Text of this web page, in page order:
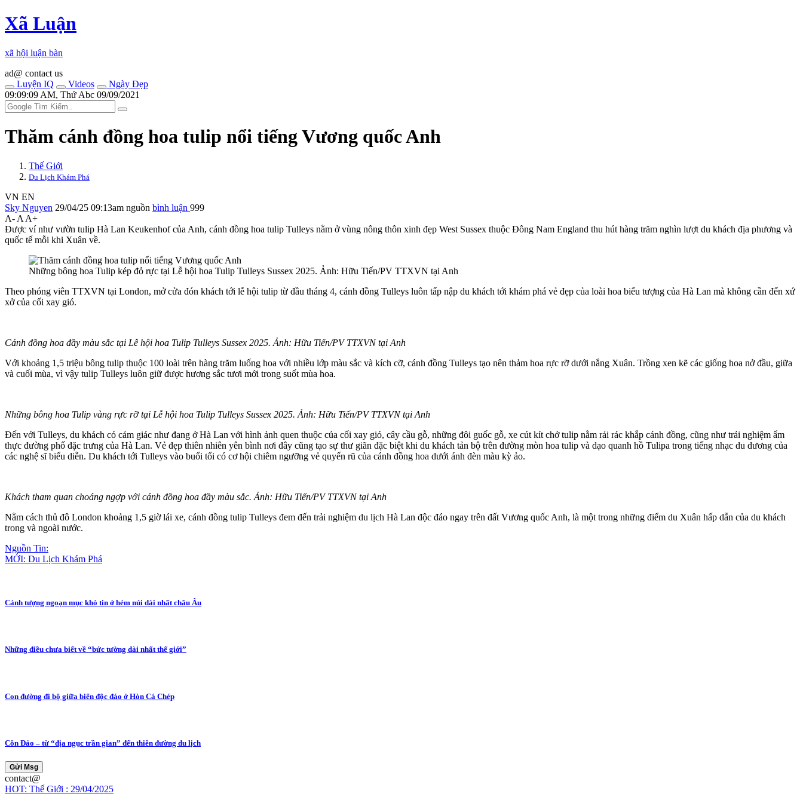
Xã Luận
xã hội luận bàn
ad@ contact us
Luyện IQ
Videos
Ngày Đẹp
09:09:09 AM, Thứ Abc 09/09/2021
Thăm cánh đồng hoa tulip nổi tiếng Vương quốc Anh
Thế Giới
Du Lịch Khám Phá
VN EN
Sky Nguyen 29/04/25 09:13am nguồn bình luận 999
A- A A+
Được ví như vườn tulip Hà Lan Keukenhof của Anh, cánh đồng hoa tulip Tulleys nằm ở vùng nông thôn xinh đẹp West Susse‌ּx thuộc Đông Nam England thu hút hàng trăm nghìn lượt du khách địa phương và
quốc tế mỗi khi Xuân về.
Những bông hoa Tulip kép đỏ rực tại Lễ hội hoa Tulip Tulleys Susse‌ּx 2025. Ảnh: Hữu Tiến/PV TTXVN tại Anh
Theo phóng viên TTXVN tại London, mở cửa đón khách tới lễ hội tulip từ đầu tháng 4, cánh đồng Tulleys luôn tấp nập du khách tới khám phá vẻ đẹp của loài hoa biểu tượng của Hà Lan mà không cần đến xứ
xở của cối xay gió.
Cánh đồng hoa đầy màu sắc tại Lễ hội hoa Tulip Tulleys Susse‌ּx 2025. Ảnh: Hữu Tiến/PV TTXVN tại Anh
Với khoảng 1,5 triệu bông tulip thuộc 100 loài trên hàng trăm luống hoa với nhiều lớp màu sắc và kích cỡ, cánh đồng Tulleys tạo nên thảm hoa rực rỡ dưới nắng Xuân. Trồng xen kẽ các giống hoa nở đầu, giữa
và cuối mùa, vì vậy tulip Tulleys luôn giữ được hương sắc tươi mới trong suốt mùa hoa.
Những bông hoa Tulip vàng rực rỡ tại Lễ hội hoa Tulip Tulleys Susse‌ּx 2025. Ảnh: Hữu Tiến/PV TTXVN tại Anh
Đến với Tulleys, du khách có cảm giác như đang ở Hà Lan với hình ảnh quen thuộc của cối xay gió, cây cầu gỗ, những đôi guốc gỗ, xe cút kít chở tulip nằm rải rác khắp cánh đồng, cũng như trải nghiệm ẩm
thực đường phố đặc trưng của Hà Lan. Vẻ đẹp thiên nhiên yên bình nơi đây cũng tạo sự thư giãn đặc biệt khi du khách tản bộ trên đường mòn hoa tulip và dạo quanh hồ Tulipa trong tiếng nhạc du dương của
các nghệ sĩ biểu diễn. Du khách tới Tulleys vào buổi tối có cơ hội chiêm ngưỡng vẻ quyến rũ của cánh đồng hoa dưới ánh đèn màu kỳ ảo.
Khách tham quan choáng ngợp với cánh đồng hoa đầy màu sắc. Ảnh: Hữu Tiến/PV TTXVN tại Anh
Nằm cách thủ đô London khoảng 1,5 giờ lái xe, cánh đồng tulip Tulleys đem đến trải nghiệm du lịch Hà Lan độc đáo ngay trên đất Vương quốc Anh, là một trong những điểm du Xuân hấp dẫn của du khách
trong và ngoài nước.
Nguồn Tin:
MỚI: Du Lịch Khám Phá
Cảnh tượng ngoạn mục khó tin ở hẻm núi dài nhất châu Âu
Những điều chưa biết về “bức tường dài nhất thế giới”
Con đường đi bộ giữa biển độc đáo ở Hòn Cá Chép
Côn Đảo – từ “địa ngục trần gian” đến thiên đường du lịch
Gửi Msg
contact@
HOT: Thế Giới : 29/04/2025